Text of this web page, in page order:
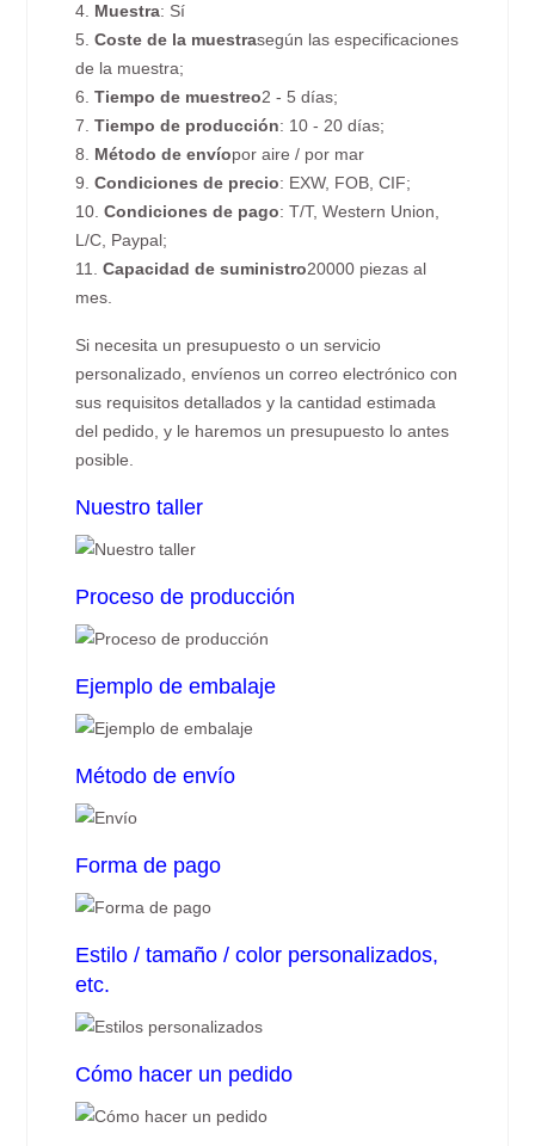
4. Muestra: Sí
5.Coste de la muestrasegún las especificaciones
de la muestra;
6.Tiempo de muestreo2 - 5 días;
7.Tiempo de producción: 10 - 20 días;
8. Método de envíopor aire / por mar
9.Condiciones de precio: EXW, FOB, CIF;
10.Condiciones de pago: T/T, Western Union,
L/C, Paypal;
11.Capacidad de suministro20000 piezas al
mes.
Si necesita un presupuesto o un servicio
personalizado, envíenos un correo electrónico con
sus requisitos detallados y la cantidad estimada
del pedido, y le haremos un presupuesto lo antes
posible.
Nuestro taller
Proceso de producción
Ejemplo de embalaje
Método de envío
Forma de pago
Estilo / tamaño / color personalizados,
etc.
Cómo hacer un pedido